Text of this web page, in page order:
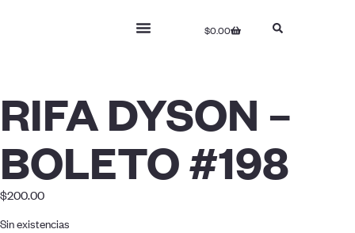
$0.00
RIFA DYSON –
BOLETO #198
$200.00
Sin existencias